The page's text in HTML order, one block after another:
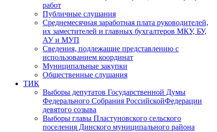
работ
Публичные слушания
Среднемесячная заработная плата руководителей,
их заместителей и главных бухгалтеров МКУ, БУ,
АУ и МУП
Сведения, подлежащие представлению с
использованием координат
Муниципальные закупки
Общественные слушания
ТИК
Выборы депутатов Государственной Думы
Федерального Собрания РоссийскойФедерации
девятого созыва
Выборы главы Пластуновского сельского
поселения Динского муниципального района